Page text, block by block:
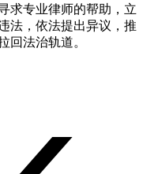
求专业律师的帮助，立
法，依法提出异议，推
回法治轨道。